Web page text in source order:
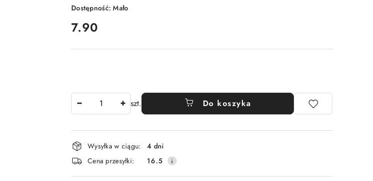
Dostępność:Mało
cena:
7.90
szt. Do koszyka
Dostępność
i
dostawa
Wysyłka w ciągu:
4 dni
Cena przesyłki:
16.5